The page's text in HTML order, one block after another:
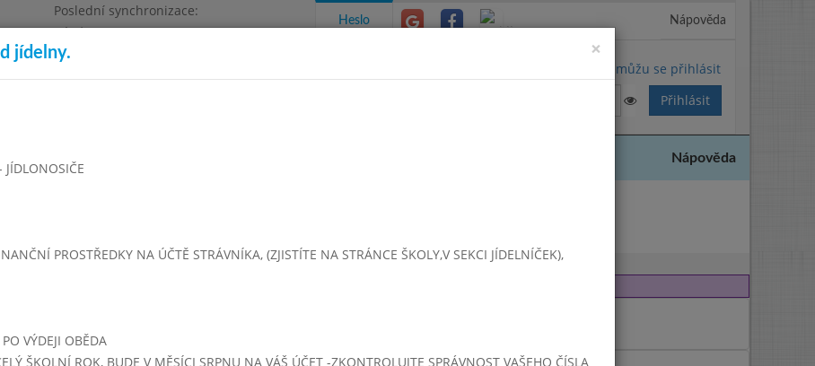
Poslední synchronizace:
Pátek 26.6.2026 6:33
Omezení objednávek
příspěvková organizace
Heslo Nápověda
Nemůžu se přihlásit
Nápověda
Týden 31
- 14:00)
×
jídelny.
JÍDLONOSIČE
PROSTŘEDKY NA ÚČTĚ STRÁVNÍKA, (ZJISTÍTE NA STRÁNCE ŠKOLY,V SEKCI JÍDELNÍČEK),
VÝDEJI OBĚDA
ŠKOLNÍ ROK, BUDE V MĚSÍCI SRPNU NA VÁŠ ÚČET -ZKONTROLUJTE SPRÁVNOST VAŠEHO ČÍSLA